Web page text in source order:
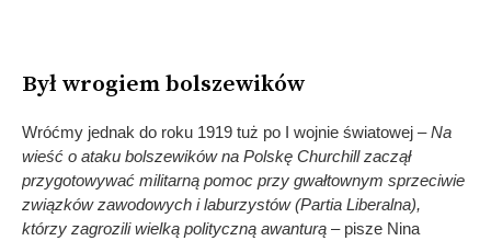
Był wrogiem bolszewików
Wróćmy jednak do roku 1919 tuż po I wojnie światowej – Na
wieść o ataku bolszewików na Polskę Churchill zaczął
przygotowywać militarną pomoc przy gwałtownym sprzeciwie
związków zawodowych i laburzystów (Partia Liberalna),
którzy zagrozili wielką polityczną awanturą – pisze Nina